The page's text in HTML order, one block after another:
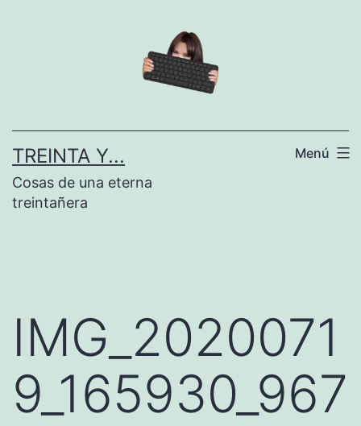
TREINTA Y...
Cosas de una eterna
treintañera
Menú
IMG_2020071
9_165930_967